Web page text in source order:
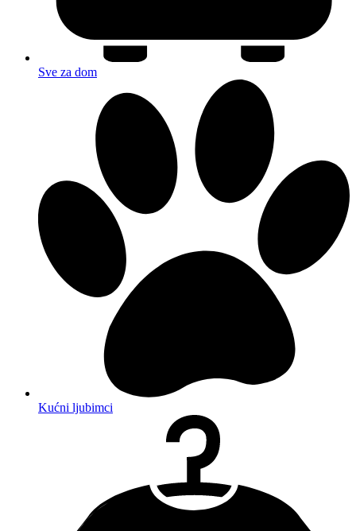
Sve za dom
Kućni ljubimci